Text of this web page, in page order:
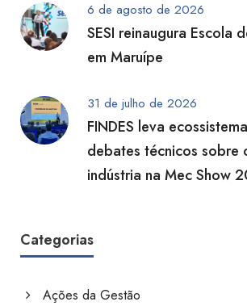
6 de agosto de 2026
SESI reinaugura Escola
em Maruípe
31 de julho de 2026
FINDES leva
debates técnicos sobre
indústria na Mec Show
Categorias
Ações da Gestão